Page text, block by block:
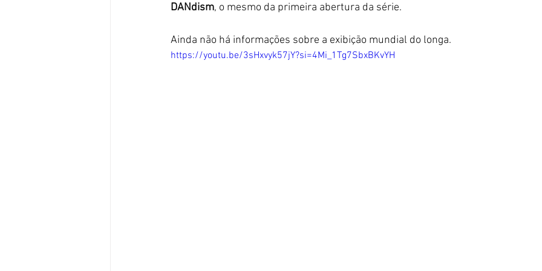
DANdism, o mesmo da primeira abertura da série.
Ainda não há informações sobre a exibição mundial do longa.
https://youtu.be/3sHxvyk57jY?si=4Mi_1Tg7SbxBKvYH